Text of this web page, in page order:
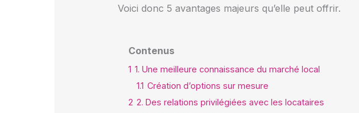
Voici donc 5 avantages majeurs qu’elle peut offrir.
Contenus
1 1. Une meilleure connaissance du marché local
1.1 Création d’options sur mesure
2 2. Des relations privilégiées avec les locataires